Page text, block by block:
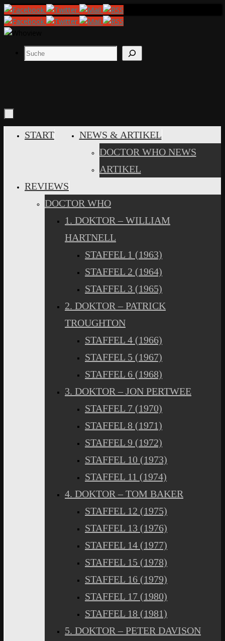
Zum
Inhalt
springen
Suchen
INHALT
START
NEWS & ARTIKEL
DOCTOR WHO NEWS
ARTIKEL
REVIEWS
DOCTOR WHO
1. DOKTOR – WILLIAM
HARTNELL
STAFFEL 1 (1963)
STAFFEL 2 (1964)
STAFFEL 3 (1965)
2. DOKTOR – PATRICK
TROUGHTON
STAFFEL 4 (1966)
STAFFEL 5 (1967)
STAFFEL 6 (1968)
3. DOKTOR – JON PERTWEE
STAFFEL 7 (1970)
STAFFEL 8 (1971)
STAFFEL 9 (1972)
STAFFEL 10 (1973)
STAFFEL 11 (1974)
4. DOKTOR – TOM BAKER
STAFFEL 12 (1975)
STAFFEL 13 (1976)
STAFFEL 14 (1977)
STAFFEL 15 (1978)
STAFFEL 16 (1979)
STAFFEL 17 (1980)
STAFFEL 18 (1981)
5. DOKTOR – PETER DAVISON